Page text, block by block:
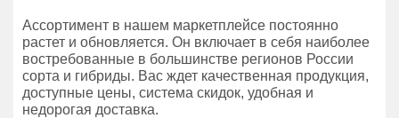
Ассортимент в нашем маркетплейсе постоянно
растет и обновляется. Он включает в себя наиболее
востребованные в большинстве регионов России
сорта и гибриды. Вас ждет качественная продукция,
доступные цены, система скидок, удобная и
недорогая доставка.